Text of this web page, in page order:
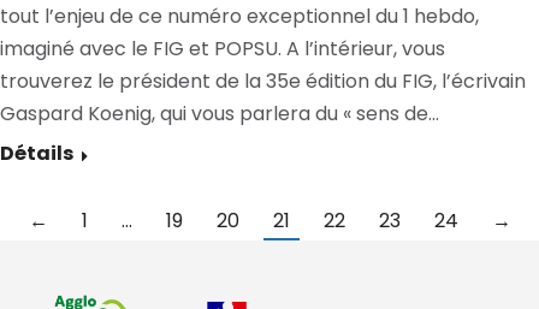
tout l’enjeu de ce numéro exceptionnel du 1 hebdo,
imaginé avec le FIG et POPSU. A l’intérieur, vous
trouverez le président de la 35e édition du FIG, l’écrivain
Gaspard Koenig, qui vous parlera du « sens de…
Détails
← 1 … 19 20 21 22 23 24 →